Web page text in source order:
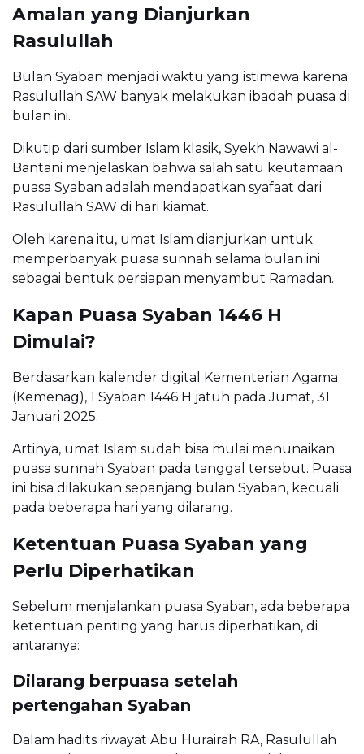
Amalan yang Dianjurkan
Rasulullah
Bulan Syaban menjadi waktu yang istimewa karena
Rasulullah SAW banyak melakukan ibadah puasa di
bulan ini.
Dikutip dari sumber Islam klasik, Syekh Nawawi al-
Bantani menjelaskan bahwa salah satu keutamaan
puasa Syaban adalah mendapatkan syafaat dari
Rasulullah SAW di hari kiamat.
Oleh karena itu, umat Islam dianjurkan untuk
memperbanyak puasa sunnah selama bulan ini
sebagai bentuk persiapan menyambut Ramadan.
Kapan Puasa Syaban 1446 H
Dimulai?
Berdasarkan kalender digital Kementerian Agama
(Kemenag), 1 Syaban 1446 H jatuh pada Jumat, 31
Januari 2025.
Artinya, umat Islam sudah bisa mulai menunaikan
puasa sunnah Syaban pada tanggal tersebut. Puasa
ini bisa dilakukan sepanjang bulan Syaban, kecuali
pada beberapa hari yang dilarang.
Ketentuan Puasa Syaban yang
Perlu Diperhatikan
Sebelum menjalankan puasa Syaban, ada beberapa
ketentuan penting yang harus diperhatikan, di
antaranya:
Dilarang berpuasa setelah
pertengahan Syaban
Dalam hadits riwayat Abu Hurairah RA, Rasulullah